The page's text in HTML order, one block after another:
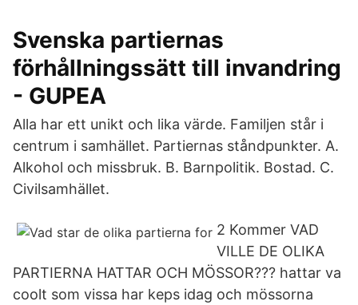
Svenska partiernas
förhållningssätt till invandring
- GUPEA
Alla har ett unikt och lika värde. Familjen står i
centrum i samhället. Partiernas ståndpunkter. A.
Alkohol och missbruk. B. Barnpolitik. Bostad. C.
Civilsamhället.
2 Kommer VAD
VILLE DE OLIKA
PARTIERNA HATTAR OCH MÖSSOR??? hattar va
coolt som vissa har keps idag och mössorna